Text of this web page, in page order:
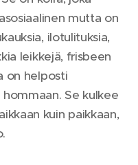
mutta on
ilotulituksia,
leikkejä, frisbeen
on helposti
Se kulkee
kuin paikkaan,